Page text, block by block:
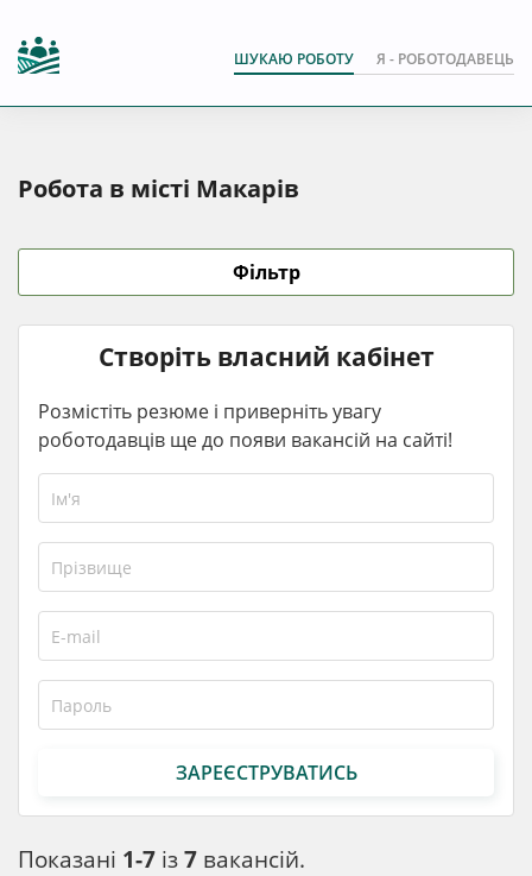
ШУКАЮ РОБОТУ Я - РОБОТОДАВЕЦЬ
Робота в місті Макарів
Показані 1-7 із7 вакансій.
Фільтр
Створіть власний кабінет
Розмістіть резюме і приверніть увагу
роботодавців ще до появи вакансій на сайті!
ЗАРЕЄСТРУВАТИСЬ